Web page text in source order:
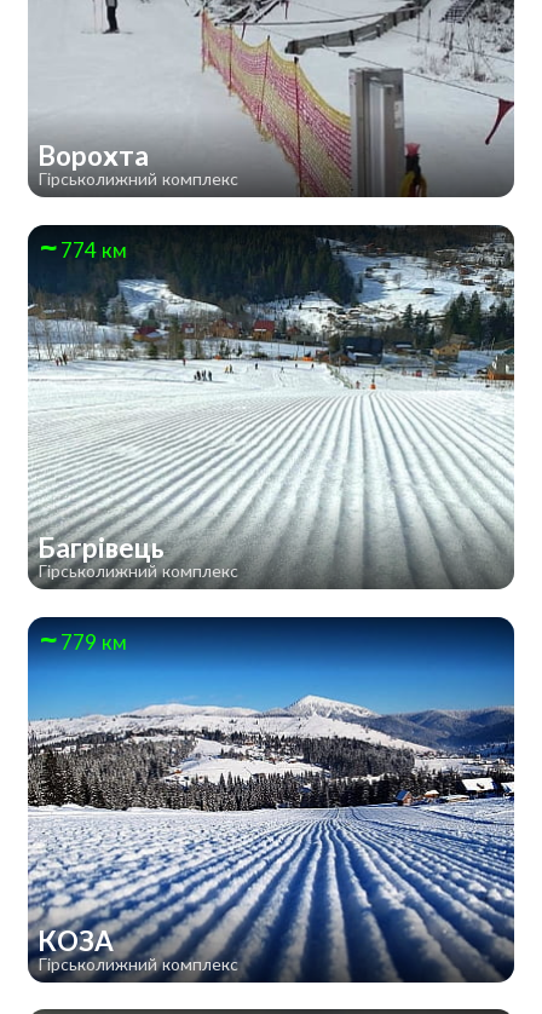
Ворохта
Гірськолижний комплекс
774 км
Багрівець
Гірськолижний комплекс
779 км
КОЗА
Гірськолижний комплекс